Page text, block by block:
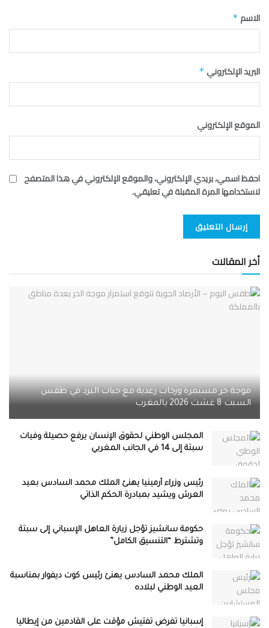
الاسم *
البريد الإلكتروني *
الموقع الإلكتروني
احفظ اسمي، بريدي الإلكتروني، والموقع الإلكتروني في هذا المتصفح
لاستخدامها المرة المقبلة في تعليقي.
أخر المقالات
موجة حر مستمرة وزخات رعدية مع حبات البرد في طقس
السبت 8 غشت 2026 بالمغرب
المجلس الوطني لحقوق الإنسان يرفع حصيلة وفيات
سبتة إلى 14 في الجانب المغربي
رئيس وزراء أرمينيا يهنئ الملك محمد السادس بعيد
العرش ويشيد بمبادرة الحكم الذاتي
حكومة سانشيز تؤجل زيارة العاهل الإسباني إلى سبتة
وتشترط “التنسيق الكامل”
الملك محمد السادس يهنئ رئيس كوت ديفوار بمناسبة
العيد الوطني لبلاده
إسبانيا تفرض تفتيش مؤقت على القادمين من إيطاليا